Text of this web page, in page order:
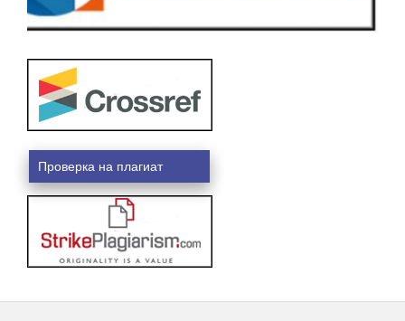
Проверка на плагиат